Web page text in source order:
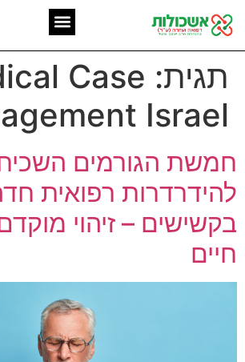
תגית: Case
Israel
חמשת הגורמים
להידרדרות רפואית
בקשישים – זיהוי
חיים